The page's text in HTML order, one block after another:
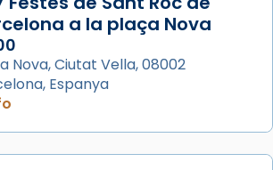
a la plaça Nova
Nova, Ciutat Vella, 08002
Espanya